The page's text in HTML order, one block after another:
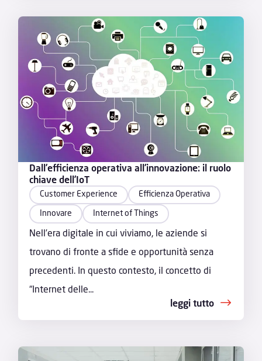
Dall’efficienza operativa all’innovazione: il ruolo
chiave dell’IoT
Customer Experience
Efficienza Operativa
Innovare
Internet of Things
Nell’era digitale in cui viviamo, le aziende si
trovano di fronte a sfide e opportunità senza
precedenti. In questo contesto, il concetto di
“Internet delle...
leggi tutto